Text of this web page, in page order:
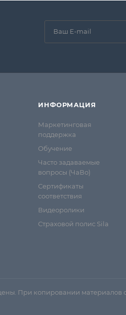
ИНФОРМАЦИЯ
Маркетинговая
поддержка
Обучение
Часто задаваемые
вопросы (ЧаВо)
Сертификаты
соответствия
Видеоролики
Страховой полис Sila
При копировании материалов